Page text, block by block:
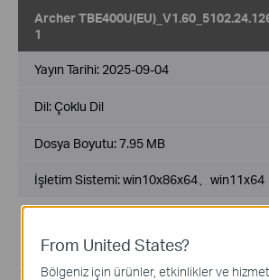
Archer
1
Yayın Tarihi: 2025-09-04
Dil:Çoklu Dil
Dosya Boyutu:7.95 MB
İşletim Sistemi: win10x86x64、win11x64
The MLO function is only supported on
and later systems.
From United States?
Bölgeniz için ürünler, etkinlikler ve